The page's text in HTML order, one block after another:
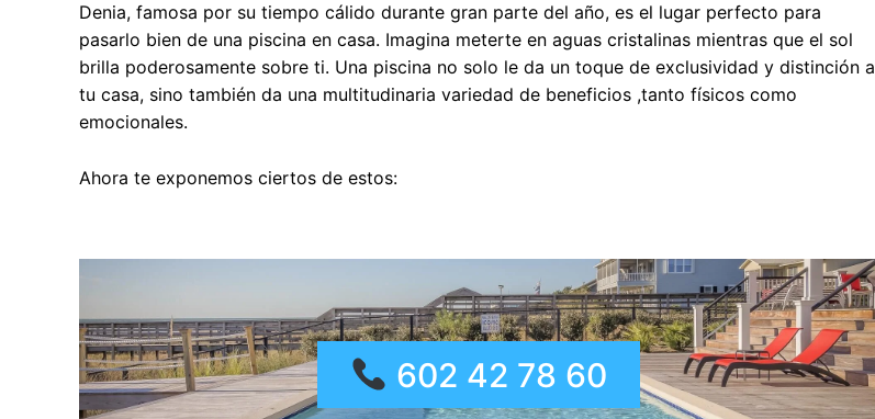
Denia, famosa por su tiempo cálido durante gran parte del año, es el lugar perfecto para
pasarlo bien de una piscina en casa. Imagina meterte en aguas cristalinas mientras que el sol
brilla poderosamente sobre ti. Una piscina no solo le da un toque de exclusividad y distinción a
tu casa, sino también da una multitudinaria variedad de beneficios ,tanto físicos como
emocionales.
Ahora te exponemos ciertos de estos:
602 42 78 60